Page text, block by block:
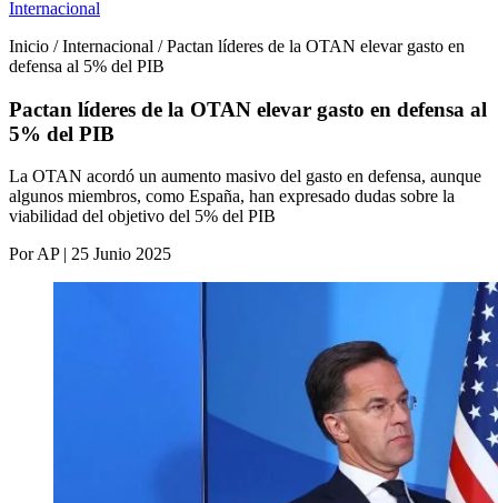
Internacional
Inicio / Internacional / Pactan líderes de la OTAN elevar gasto en
defensa al 5% del PIB
Pactan líderes de la OTAN elevar gasto en defensa al
5% del PIB
La OTAN acordó un aumento masivo del gasto en defensa, aunque
algunos miembros, como España, han expresado dudas sobre la
viabilidad del objetivo del 5% del PIB
Por AP | 25 Junio 2025